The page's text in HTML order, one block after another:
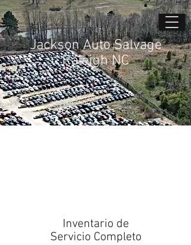
Jackson Auto Salvage
Raleigh NC
Inventario de
Servicio Completo